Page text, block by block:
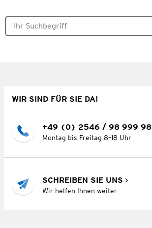
WIR SIND FÜR SIE DA!
+49 (0) 2546 / 98 999 98
Montag bis Freitag 8–18 Uhr
SCHREIBEN SIE UNS
Wir helfen Ihnen weiter